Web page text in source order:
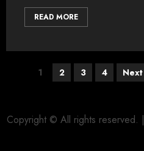
READ MORE
1 2 3 4 Next
Copyright © All rights reserved. |